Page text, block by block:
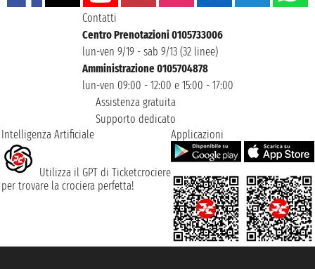
Contatti
Centro Prenotazioni 0105733006
lun-ven 9/19 - sab 9/13 (32 linee)
Amministrazione 0105704878
lun-ven 09:00 - 12:00 e 15:00 - 17:00
Assistenza gratuita
Supporto dedicato
Intelligenza Artificiale
Utilizza il GPT di Ticketcrociere
per trovare la crociera perfetta!
Applicazioni